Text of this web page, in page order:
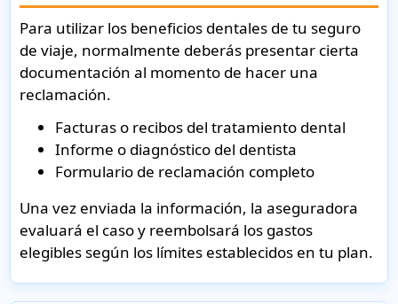
Para utilizar los beneficios dentales de tu seguro
de viaje, normalmente deberás presentar cierta
documentación al momento de hacer una
reclamación.
Facturas o recibos del tratamiento dental
Informe o diagnóstico del dentista
Formulario de reclamación completo
Una vez enviada la información, la aseguradora
evaluará el caso y reembolsará los gastos
elegibles según los límites establecidos en tu plan.